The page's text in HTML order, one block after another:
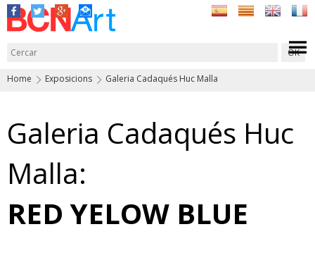
Home Exposicions Galeria Cadaqués Huc Malla
Galeria Cadaqués Huc
Malla:
RED YELOW BLUE